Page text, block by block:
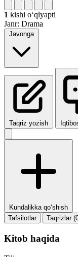
1 kishi oʻqiyapti
Janr: Drama
Javonga
Taqriz yozish
Kundalikka qo‘shish
Tafsilotlar
Taqrizlar
Kitob haqida